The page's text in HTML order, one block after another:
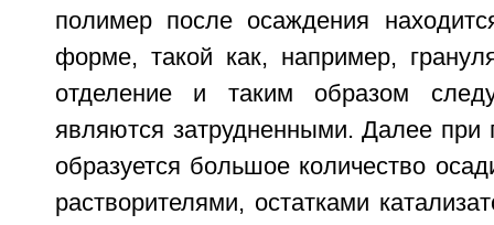
полимер после осаждения
форме, такой как, например,
отделение и таким образом
являются затрудненными. Далее при
образуется большое количество
растворителями, остатками